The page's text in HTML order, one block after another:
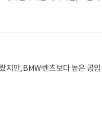
지만, BMW·벤츠보다 높은 공임